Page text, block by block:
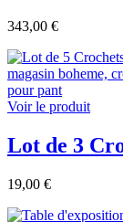
343,00 €
Voir le produit
Lot de 3
19,00 €